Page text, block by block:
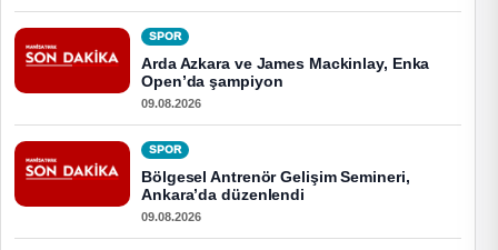
SPOR
Arda Azkara ve James Mackinlay, Enka
Open’da şampiyon
09.08.2026
SPOR
Bölgesel Antrenör Gelişim Semineri,
Ankara’da düzenlendi
09.08.2026